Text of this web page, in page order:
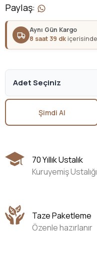
Paylaş:
Aynı Gün Kargo
8 saat 39 dk
Adet Seçiniz
Şimdi Al
70 Yıllık Ustalık
Kuruyemiş Ustalığı
Taze Paketleme
Özenle hazırlanır